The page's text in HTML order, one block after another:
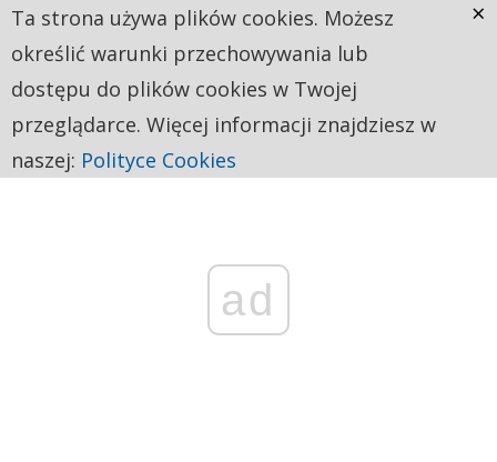
ad
Ta strona używa plików cookies. Możesz
określić warunki przechowywania lub
dostępu do plików cookies w Twojej
przeglądarce. Więcej informacji znajdziesz w
naszej: Polityce Cookies
×